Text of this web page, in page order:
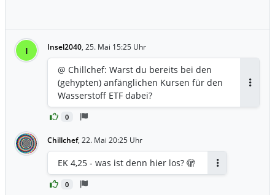
I Insel2040, 25. Mai 15:25 Uhr
0
@ Chillchef: Warst du bereits bei den
(gehypten) anfänglichen Kursen für den
Wasserstoff ETF dabei?
Chillchef, 22. Mai 20:25 Uhr
0
EK 4,25 - was ist denn hier los? 🫣